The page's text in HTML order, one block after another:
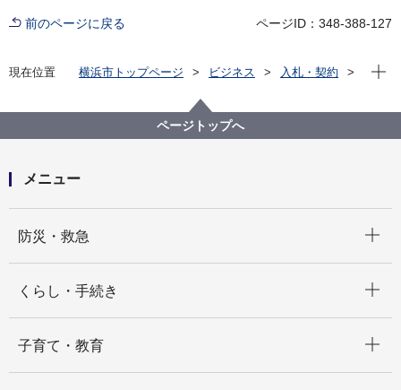
前のページに戻る ページID：348-388-127
現在位置 横浜市トップページ ビジネス
入札・契約
【入札結果掲載】【公募型指名競争入札】勝田保育園
敷地内擁壁上樹木伐採処分業務委託
現在
ページトップへ
メニュー
防災・救急
くらし・手続き
子育て・教育